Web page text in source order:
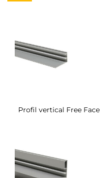
Profil vertical Free Face